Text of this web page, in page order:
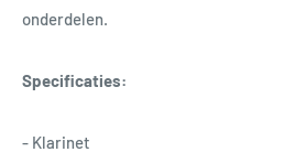
onderdelen.
Specificaties:
- Klarinet